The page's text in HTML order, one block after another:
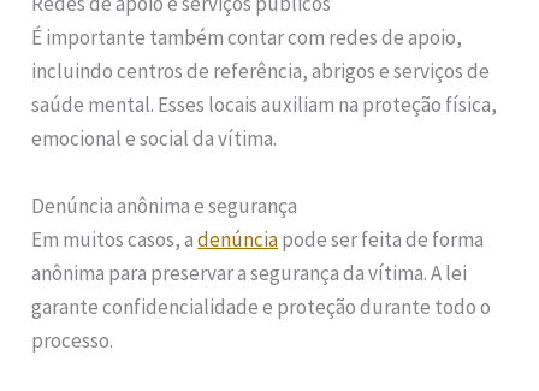
É importante também contar com redes de apoio,
incluindo centros de referência, abrigos e serviços de
saúde mental. Esses locais auxiliam na proteção física,
emocional e social da vítima.
Denúncia anônima e segurança
Em muitos casos, adenúnciapode ser feita de forma
anônima para preservar a segurança da vítima. A lei
garante confidencialidade e proteção durante todo o
processo.